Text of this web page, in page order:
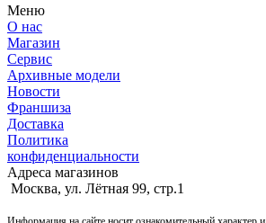
Меню
О нас
Магазин
Сервис
Архивные модели
Новости
Франшиза
Доставка
Политика
конфиденциальности
Адреса магазинов
Москва, ул. Лётная 99, стр.1